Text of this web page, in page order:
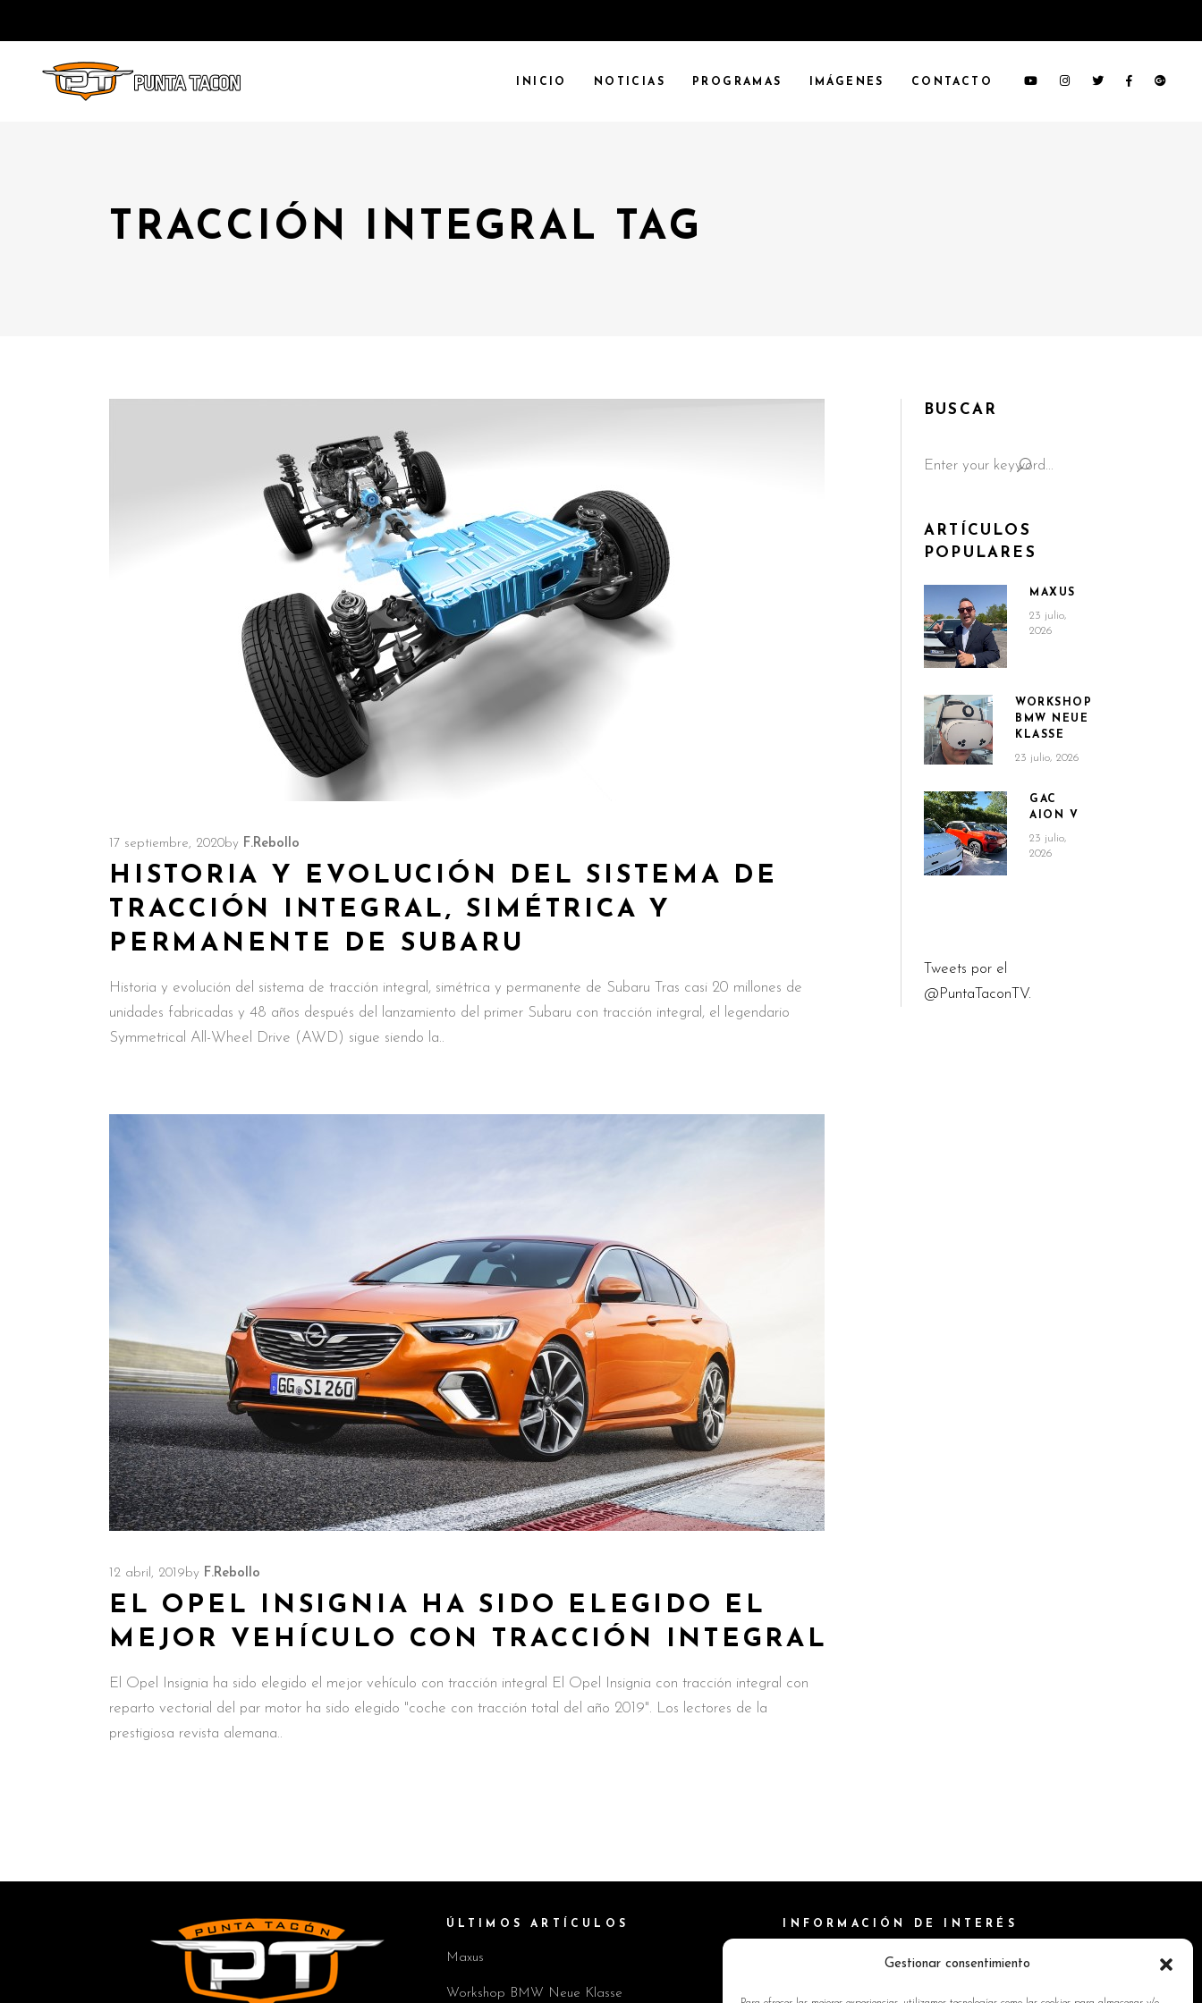
Gestionar consentimiento
INICIO NOTICIAS PROGRAMAS IMÁGENES CONTACTO
TRACCIÓN INTEGRAL TAG
17 septiembre, 2020by F.Rebollo
HISTORIA Y EVOLUCIÓN DEL SISTEMA DE
TRACCIÓN INTEGRAL, SIMÉTRICA Y
PERMANENTE DE SUBARU
Historia y evolución del sistema de tracción integral, simétrica y permanente de Subaru Tras casi 20 millones de
unidades fabricadas y 48 años después del lanzamiento del primer Subaru con tracción integral, el legendario
Symmetrical All-Wheel Drive (AWD) sigue siendo la
12 abril, 2019by F.Rebollo
EL OPEL INSIGNIA HA SIDO ELEGIDO EL
MEJOR VEHÍCULO CON TRACCIÓN INTEGRAL
El Opel Insignia ha sido elegido el mejor vehículo con tracción integral El Opel Insignia con tracción integral con
reparto vectorial del par motor ha sido elegido "coche con tracción total del año 2019". Los lectores de la
prestigiosa revista alemana
BUSCAR
for:
ARTÍCULOS
POPULARES
MAXUS
23 julio,
2026
WORKSHOP
BMW NEUE
KLASSE
23 julio, 2026
GAC
AION V
23 julio,
2026
Tweets por el
@PuntaTaconTV.
ÚLTIMOS ARTÍCULOS
Maxus
Workshop BMW Neue Klasse
INFORMACIÓN DE INTERÉS
Política de Cookies